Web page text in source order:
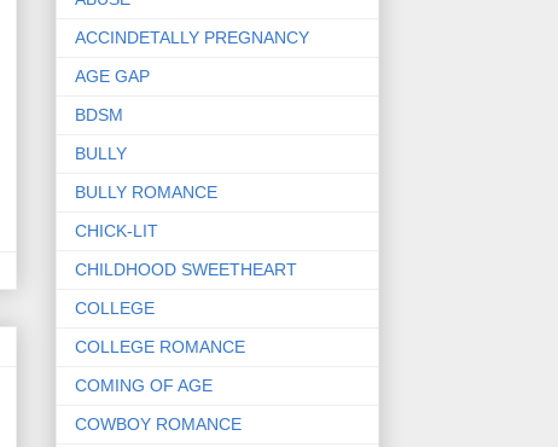
ACCINDETALLY PREGNANCY
AGE GAP
BDSM
BULLY
BULLY ROMANCE
CHICK-LIT
CHILDHOOD SWEETHEART
COLLEGE
COLLEGE ROMANCE
COMING OF AGE
COWBOY ROMANCE